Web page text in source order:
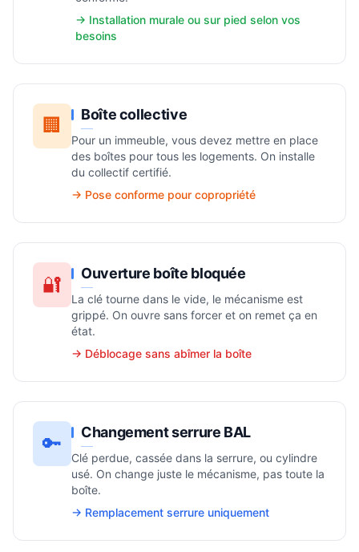
→ Installation murale ou sur pied selon vos
besoins
🏢 Boîte collective
Pour un immeuble, vous devez mettre en place
des boîtes pour tous les logements. On installe
du collectif certifié.
→ Pose conforme pour copropriété
🔐 Ouverture boîte bloquée
La clé tourne dans le vide, le mécanisme est
grippé. On ouvre sans forcer et on remet ça en
état.
→ Déblocage sans abîmer la boîte
🔑 Changement serrure BAL
Clé perdue, cassée dans la serrure, ou cylindre
usé. On change juste le mécanisme, pas toute la
boîte.
→ Remplacement serrure uniquement